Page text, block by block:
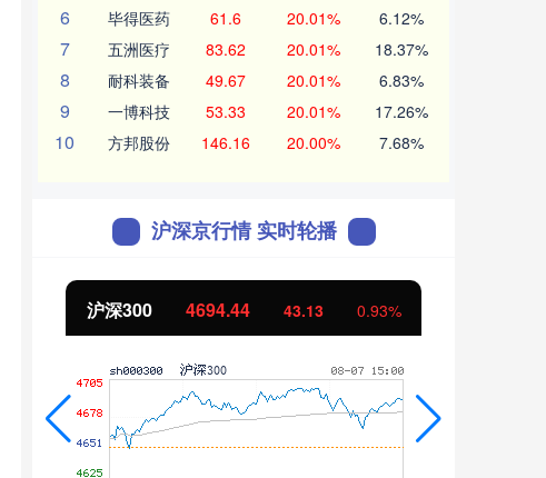
6 毕得医药 61.6 20.01% 6.12%
7 五洲医疗 83.62 20.01% 18.37%
8 耐科装备 49.67 20.01% 6.83%
9 一博科技 53.33 20.01% 17.26%
10 方邦股份 146.16 20.00% 7.68%
沪深京行情 实时轮播
沪深300 4694.44 43.13 0.93%